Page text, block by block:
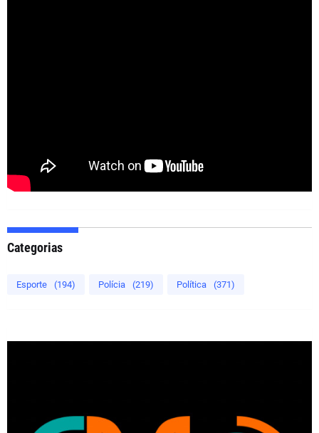
Categorias
Esporte (194) Polícia (219) Política (371)